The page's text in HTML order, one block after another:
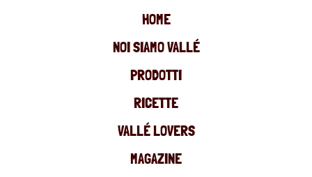
HOME
NOI SIAMO VALLÉ
PRODOTTI
RICETTE
VALLÉ LOVERS
MAGAZINE